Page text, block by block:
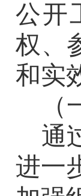
公开
权、
和实
通
进一